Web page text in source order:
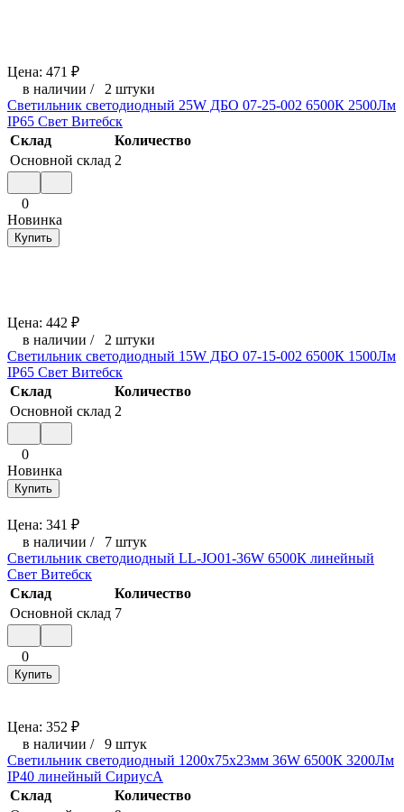
Цена: 471 ₽
в наличии / 2 штуки
Светильник светодиодный 25W ДБО 07-25-002 6500К 2500Лм
IP65 Свет Витебск
Склад
Количество
Основной склад 2
0
Новинка
Купить
Цена: 442 ₽
в наличии / 2 штуки
Светильник светодиодный 15W ДБО 07-15-002 6500К 1500Лм
IP65 Свет Витебск
Склад
Количество
Основной склад 2
0
Новинка
Купить
Цена: 341 ₽
в наличии / 7 штук
Светильник светодиодный LL-JO01-36W 6500К линейный
Свет Витебск
Склад
Количество
Основной склад 7
0
Купить
Цена: 352 ₽
в наличии / 9 штук
Светильник светодиодный 1200х75х23мм 36W 6500К 3200Лм
IP40 линейный СириусА
Склад
Количество